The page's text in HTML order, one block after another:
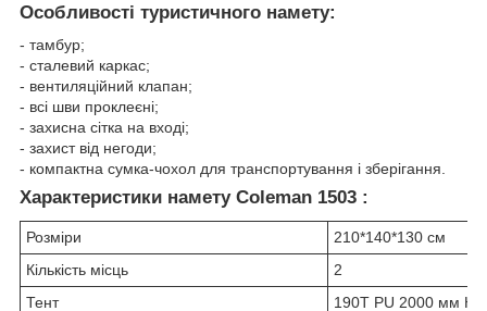
Особливості туристичного намету:
- тамбур;
- сталевий каркас;
- вентиляційний клапан;
- всі шви проклеєні;
- захисна сітка на вході;
- захист від негоди;
- компактна сумка-чохол для транспортування і зберігання.
Характеристики намету Coleman 1503 :
Розміри
210*140*130 см
Кількість місць
2
Тент
190T PU 2000 мм